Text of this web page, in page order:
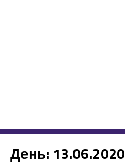
День: 13.06.2020